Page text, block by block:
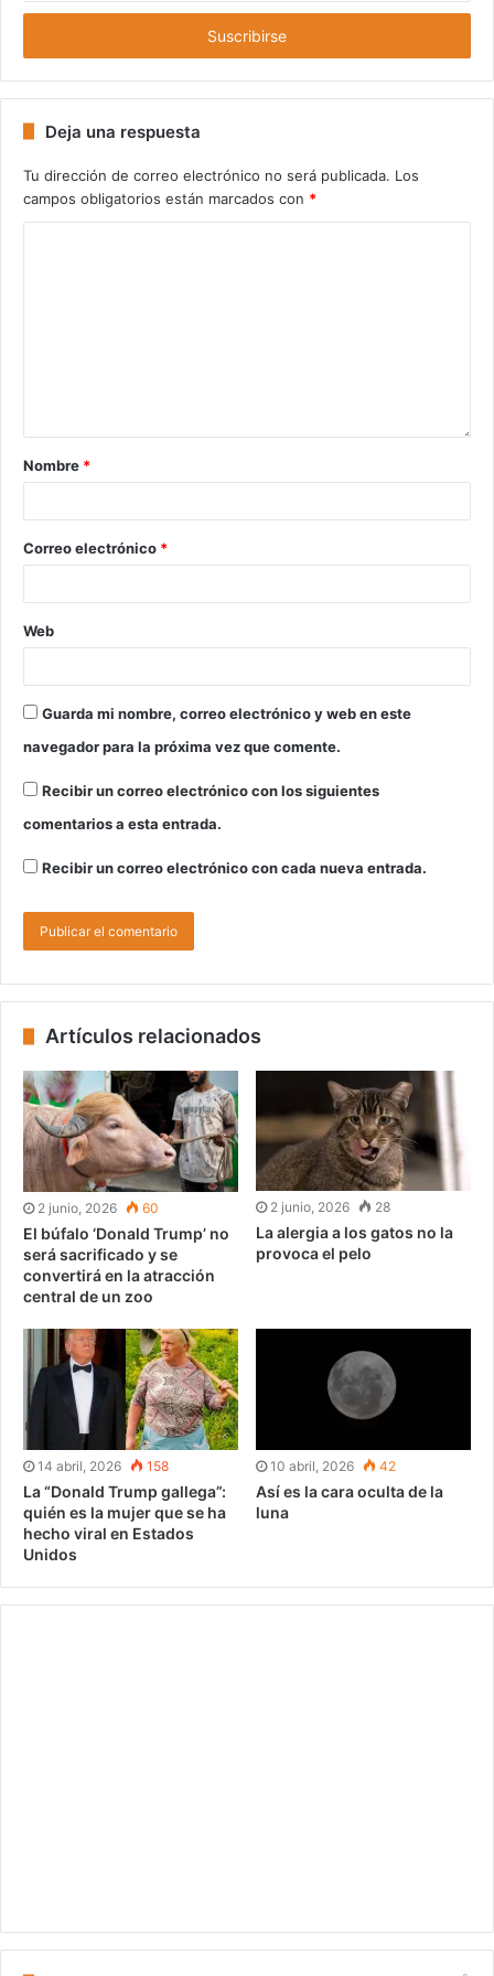
turista, lo que supone un gasto de
dólares.
noticiascuriosas.com
príncipe
dirección
email
Deja una respuesta
Tu dirección de correo electrónico no será publicada. Los
campos obligatorios están marcados con *
Nombre *
Correo electrónico *
Web
Guarda mi nombre, correo electrónico y web en este
navegador para la próxima vez que comente.
Recibir un correo electrónico con los siguientes
comentarios a esta entrada.
Recibir un correo electrónico con cada nueva entrada.
Artículos relacionados
2 junio, 2026 60
El búfalo ‘Donald Trump’ no
será sacrificado y se
convertirá en la atracción
central de un zoo
2 junio, 2026 28
La alergia a los gatos no la
provoca el pelo
14 abril, 2026 158
La “Donald Trump gallega”:
quién es la mujer que se ha
hecho viral en Estados
Unidos
10 abril, 2026 42
Así es la cara oculta de la
luna